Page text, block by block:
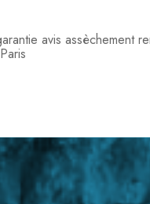
avis assèchement